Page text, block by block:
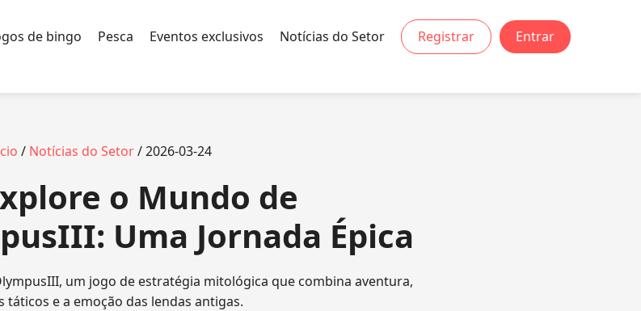
de bingo Pesca Eventos exclusivos Notícias do Setor Registrar Entrar
/ Notícias do Setor/ 2026-03-24
o Mundo de
Uma Jornada Épica
um jogo de estratégia mitológica que combina aventura,
táticos e a emoção das lendas antigas.